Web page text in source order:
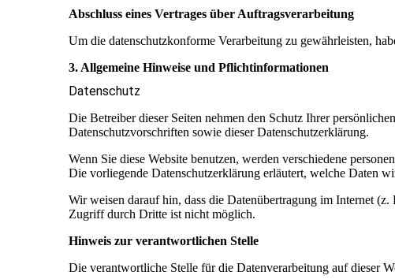
Abschluss eines Vertrages über Auftragsverarbeitung
Um die datenschutzkonforme Verarbeitung zu gewährleisten,
3. Allgemeine Hinweise und Pflichtinformationen
Datenschutz
Die Betreiber dieser Seiten nehmen den Schutz Ihrer
Datenschutzvorschriften sowie dieser Datenschutzerklärung.
Wenn Sie diese Website benutzen, werden verschiedene
Die vorliegende Datenschutzerklärung erläutert, welche Daten
Wir weisen darauf hin, dass die Datenübertragung im Internet
Zugriff durch Dritte ist nicht möglich.
Hinweis zur verantwortlichen Stelle
Die verantwortliche Stelle für die Datenverarbeitung auf dieser